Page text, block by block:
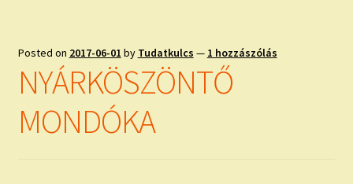
Posted on 2017-06-01 by Tudatkulcs — 1 hozzászólás
NYÁRKÖSZÖNTŐ
MONDÓKA